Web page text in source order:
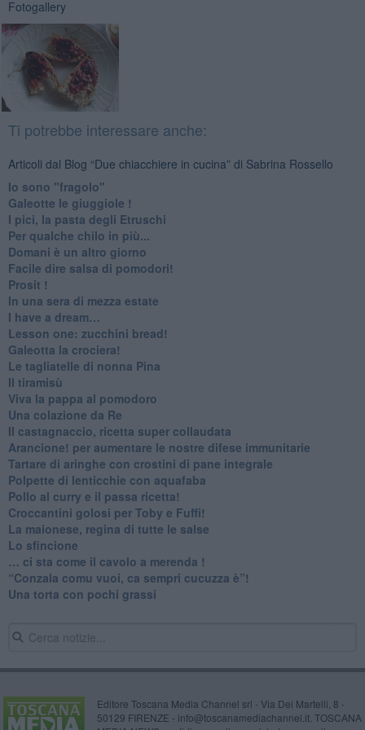
Fotogallery
Ti potrebbe interessare anche:
Articoli dal Blog “Due chiacchiere in cucina” di Sabrina Rossello
Io sono "fragolo"
Galeotte le giuggiole !
I pici, la pasta degli Etruschi
Per qualche chilo in più...
Domani è un altro giorno
​Facile dire salsa di pomodori!
Prosit !
​In una sera di mezza estate
I have a dream…
​Lesson one: zucchini bread!
Galeotta la crociera!
Le tagliatelle di nonna Pina
Il tiramisù
Viva la pappa al pomodoro
Una colazione da Re
Il castagnaccio, ricetta super collaudata
​Arancione! per aumentare le nostre difese immunitarie
Tartare di aringhe con crostini di pane integrale
Polpette di lenticchie con aquafaba
​Pollo al curry e il passa ricetta!
Croccantini golosi per Toby e Fuffi!
La maionese, regina di tutte le salse
Lo sfincione
​… ci sta come il cavolo a merenda !
“Conzala comu vuoi, ca sempri cucuzza è”!
​Una torta con pochi grassi
Editore Toscana Media Channel srl - Via Dei Martelli, 8 -
50129 FIRENZE - info@toscanamediachannel.it. TOSCANA